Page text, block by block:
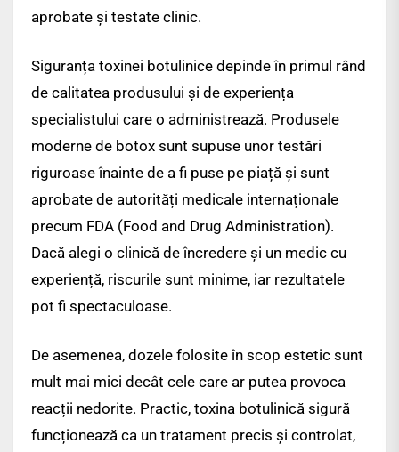
aprobate și testate clinic.
Siguranța toxinei botulinice depinde în primul rând
de calitatea produsului și de experiența
specialistului care o administrează. Produsele
moderne de botox sunt supuse unor testări
riguroase înainte de a fi puse pe piață și sunt
aprobate de autorități medicale internaționale
precum FDA (Food and Drug Administration).
Dacă alegi o clinică de încredere și un medic cu
experiență, riscurile sunt minime, iar rezultatele
pot fi spectaculoase.
De asemenea, dozele folosite în scop estetic sunt
mult mai mici decât cele care ar putea provoca
reacții nedorite. Practic, toxina botulinică sigură
funcționează ca un tratament precis și controlat,